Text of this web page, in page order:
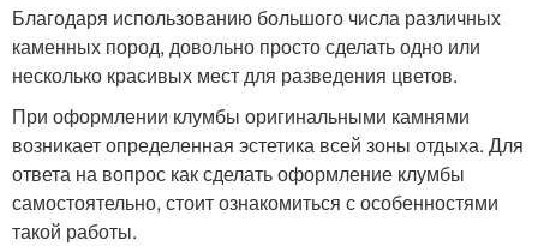
Благодаря использованию большого числа различных
каменных пород, довольно просто сделать одно или
несколько красивых мест для разведения цветов.
При оформлении клумбы оригинальными камнями
возникает определенная эстетика всей зоны отдыха. Для
ответа на вопрос как сделать оформление клумбы
самостоятельно, стоит ознакомиться с особенностями
такой работы.